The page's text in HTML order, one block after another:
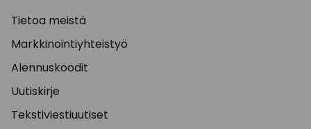
Tietoa meistä
Markkinointiyhteistyö
Alennuskoodit
Uutiskirje
Tekstiviestiuutiset